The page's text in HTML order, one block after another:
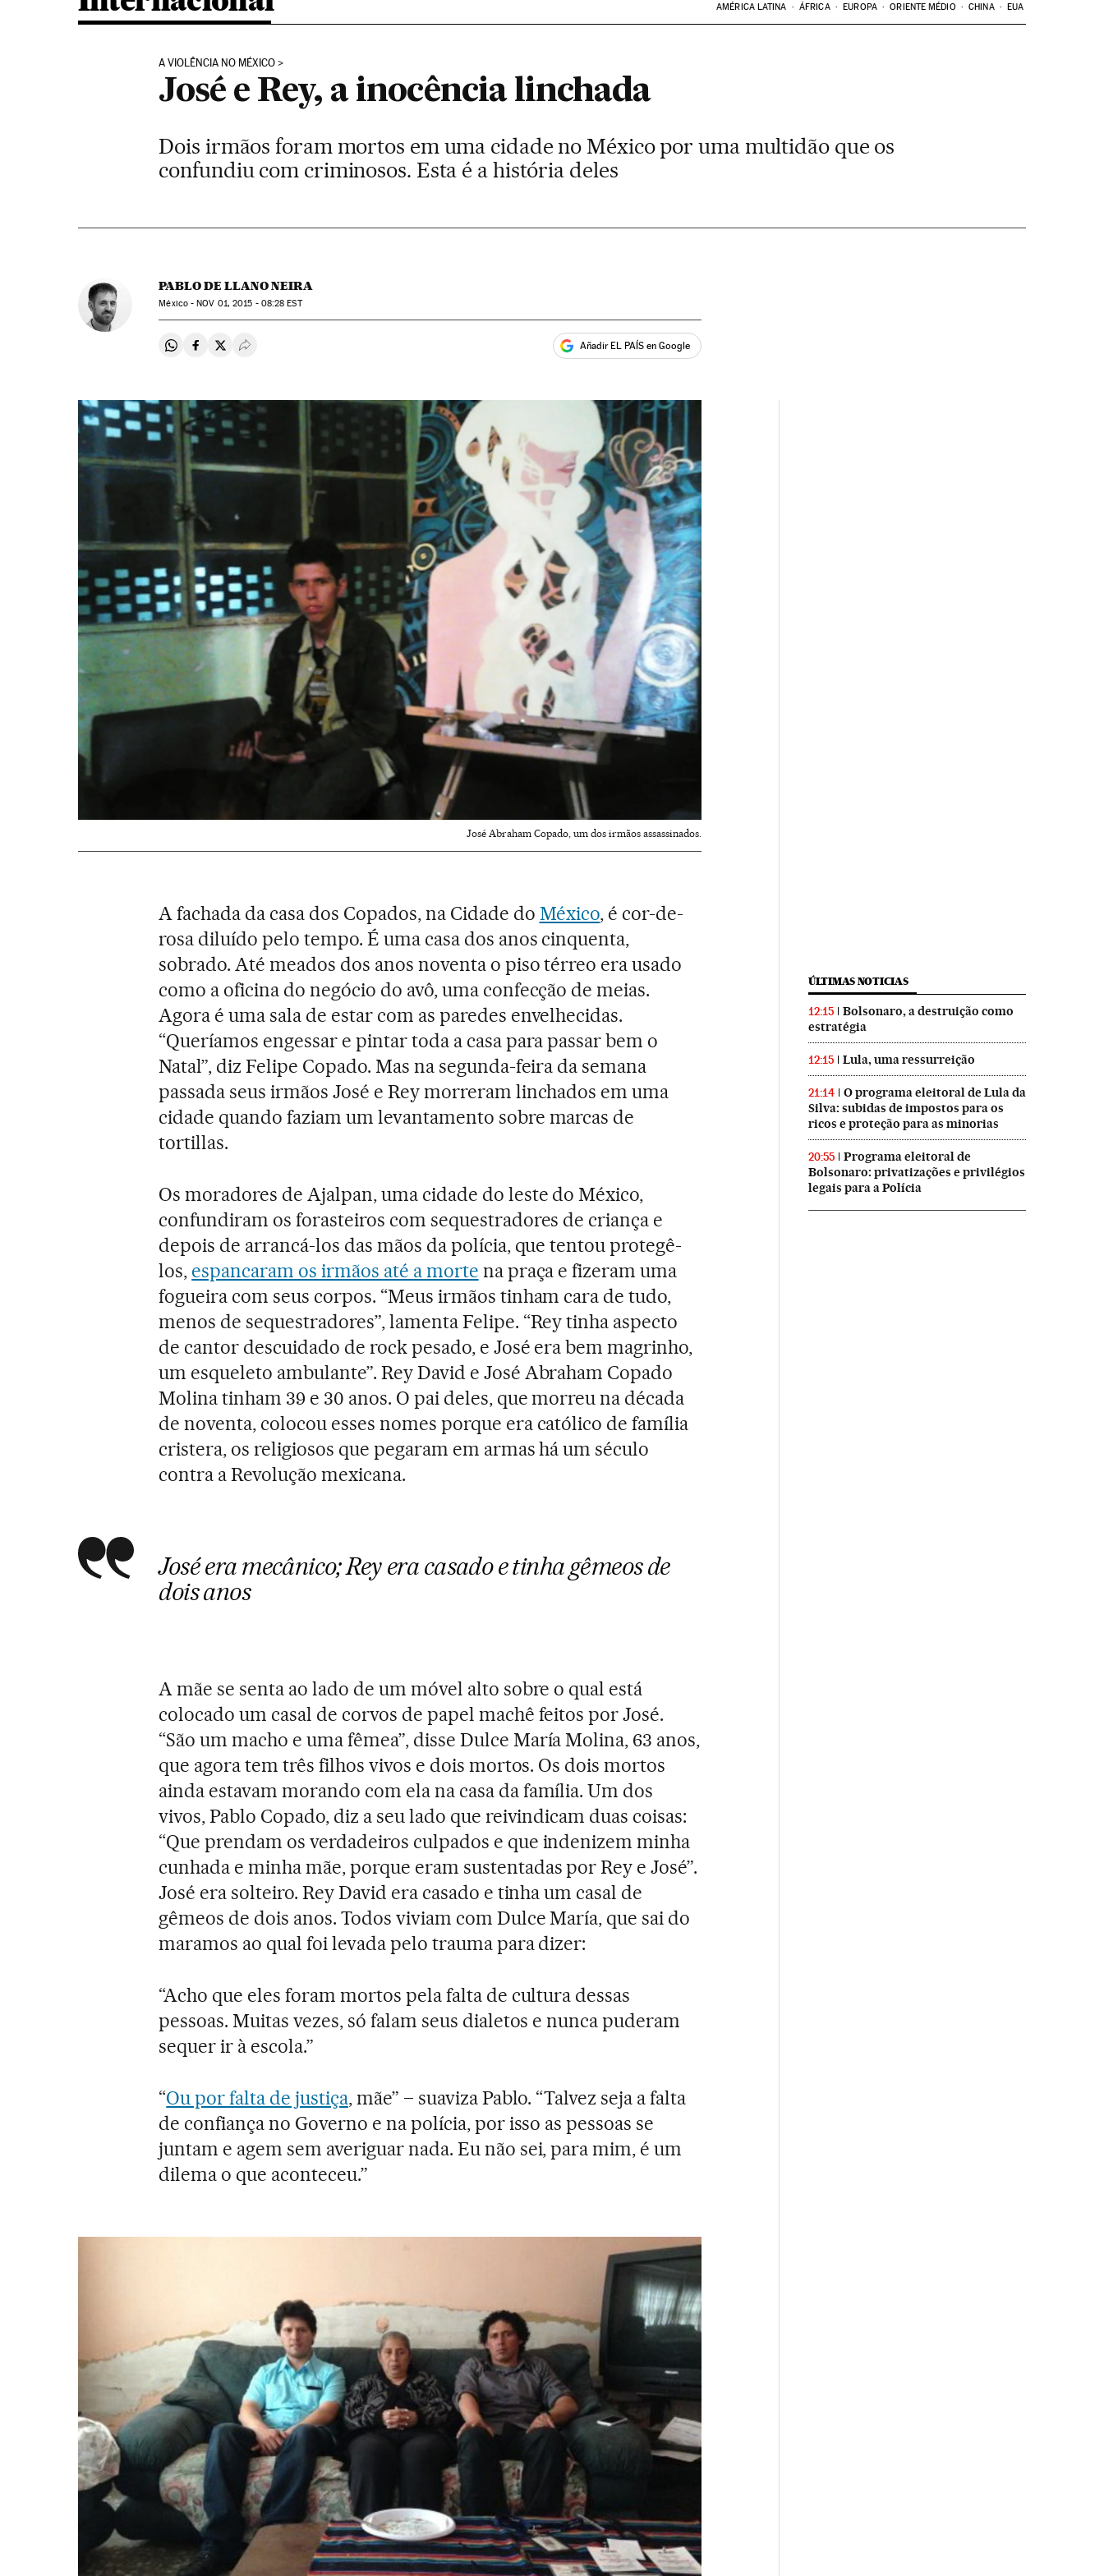
AMÉRICA LATINA ÁFRICA EUROPA ORIENTE MÉDIO CHINA EUA
A VIOLÊNCIA NO MÉXICO
José e Rey, a inocência linchada
Dois irmãos foram mortos em uma cidade no México por uma multidão que os
confundiu com criminosos. Esta é a história deles
PABLO DE LLANO NEIRA
México -NOV 01, 2015 - 08:28 EST
Compartir en Whatsapp
Compartir en Facebook
Compartir en Twitter
Desplegar Redes Sociales Añadir EL PAÍS en Google
José Abraham Copado, um dos irmãos assassinados.
A fachada da casa dos Copados, na Cidade do México, é cor-de-
rosa diluído pelo tempo. É uma casa dos anos cinquenta,
sobrado. Até meados dos anos noventa o piso térreo era usado
como a oficina do negócio do avô, uma confecção de meias.
Agora é uma sala de estar com as paredes envelhecidas.
“Queríamos engessar e pintar toda a casa para passar bem o
Natal”, diz Felipe Copado. Mas na segunda-feira da semana
passada seus irmãos José e Rey morreram linchados em uma
cidade quando faziam um levantamento sobre marcas de
tortillas.
Os moradores de Ajalpan, uma cidade do leste do México,
confundiram os forasteiros com sequestradores de criança e
depois de arrancá-los das mãos da polícia, que tentou protegê-
los, espancaram os irmãos até a morte na praça e fizeram uma
fogueira com seus corpos. “Meus irmãos tinham cara de tudo,
menos de sequestradores”, lamenta Felipe. “Rey tinha aspecto
de cantor descuidado de rock pesado, e José era bem magrinho,
um esqueleto ambulante”. Rey David e José Abraham Copado
Molina tinham 39 e 30 anos. O pai deles, que morreu na década
de noventa, colocou esses nomes porque era católico de família
cristera, os religiosos que pegaram em armas há um século
contra a Revolução mexicana.
José era mecânico; Rey era casado e tinha gêmeos de
dois anos
A mãe se senta ao lado de um móvel alto sobre o qual está
colocado um casal de corvos de papel machê feitos por José.
“São um macho e uma fêmea”, disse Dulce María Molina, 63 anos,
que agora tem três filhos vivos e dois mortos. Os dois mortos
ainda estavam morando com ela na casa da família. Um dos
vivos, Pablo Copado, diz a seu lado que reivindicam duas coisas:
“Que prendam os verdadeiros culpados e que indenizem minha
cunhada e minha mãe, porque eram sustentadas por Rey e José”.
José era solteiro. Rey David era casado e tinha um casal de
gêmeos de dois anos. Todos viviam com Dulce María, que sai do
maramos ao qual foi levada pelo trauma para dizer:
“Acho que eles foram mortos pela falta de cultura dessas
pessoas. Muitas vezes, só falam seus dialetos e nunca puderam
sequer ir à escola.”
“Ou por falta de justiça, mãe” – suaviza Pablo. “Talvez seja a falta
de confiança no Governo e na polícia, por isso as pessoas se
juntam e agem sem averiguar nada. Eu não sei, para mim, é um
dilema o que aconteceu.”
ÚLTIMAS NOTICIAS
12:15
Bolsonaro, a destruição como
estratégia
12:15 Lula, uma ressurreição
21:14
O programa eleitoral de Lula da
Silva: subidas de impostos para os
ricos e proteção para as minorias
20:55
Programa eleitoral de
Bolsonaro: privatizações e privilégios
legais para a Polícia